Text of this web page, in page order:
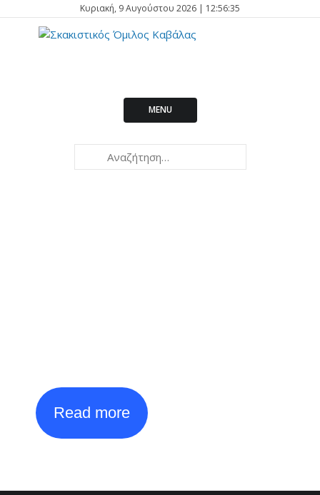
Κυριακή, 9 Αυγούστου 2026 | 12:56:35
MENU
Read more